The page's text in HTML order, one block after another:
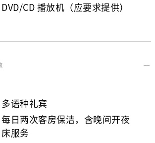
DVD/CD 播放机（应要求提供）
多语种礼宾
每日两次客房保洁，含晚间开夜
床服务